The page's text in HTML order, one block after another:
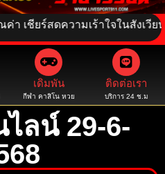
สดความเร้าใจในสังเวียนเดื
เดิมพัน
กีฬา คาสิโน หวย
ติดต่อเรา
บริการ 24 ช.ม
ลน์ 29-6-